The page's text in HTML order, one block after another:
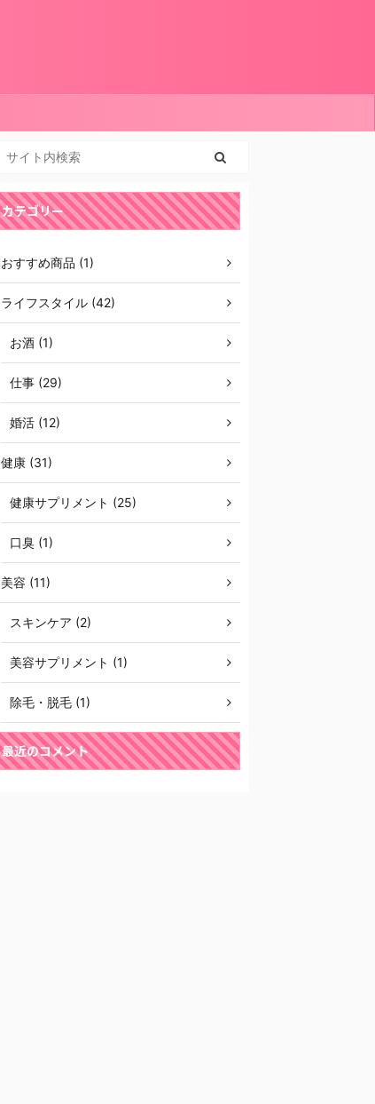
カテゴリー
おすすめ商品 (1)
ライフスタイル (42)
お酒 (1)
仕事 (29)
婚活 (12)
健康 (31)
健康サプリメント (25)
口臭 (1)
美容 (11)
スキンケア (2)
美容サプリメント (1)
除毛・脱毛 (1)
最近のコメント